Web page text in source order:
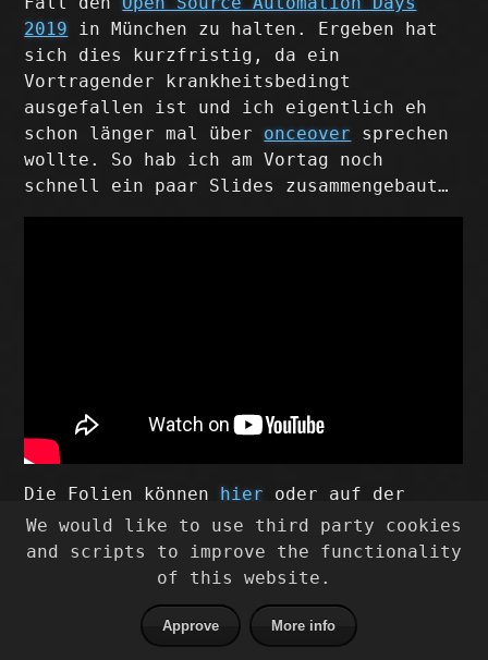
2019 in München zu halten. Ergeben hat
sich dies kurzfristig, da ein
Vortragender krankheitsbedingt
ausgefallen ist und ich eigentlich eh
schon länger mal über onceover sprechen
wollte. So hab ich am Vortag noch
schnell ein paar Slides zusammengebaut…
Die Folien können hier oder auf der
Vortragsseiteabgerufen werden.
foreman onceover
Hannes Schaller © 2026
We would like to use third party cookies
and scripts to improve the functionality
of this website.
Approve More info